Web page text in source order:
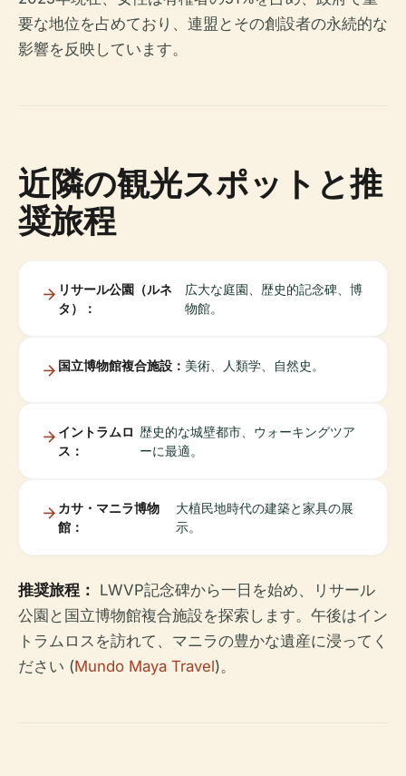
要な地位を占めており、連盟とその創設者の永続的な
影響を反映しています。
近隣の観光スポットと推
奨旅程
リサール公園（ルネ
タ）：
広大な庭園、歴史的記念碑、博
物館。
国立博物館複合施設： 美術、人類学、自然史。
イントラムロ
ス：
歴史的な城壁都市、ウォーキングツア
ーに最適。
カサ・マニラ博物
館：
大植民地時代の建築と家具の展
示。
推奨旅程： LWVP記念碑から一日を始め、リサール
公園と国立博物館複合施設を探索します。午後はイン
トラムロスを訪れて、マニラの豊かな遺産に浸ってく
ださい (Mundo Maya Travel)。